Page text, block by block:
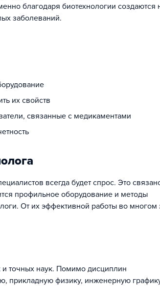
благодаря биотехнологии создаются
заболеваний.
их свойств
связанные с медикаментами
всегда будет спрос. Это
профильное оборудование и методы
От их эффективной работы во многом
и точных наук. Помимо дисциплин
прикладную физику, инженерную